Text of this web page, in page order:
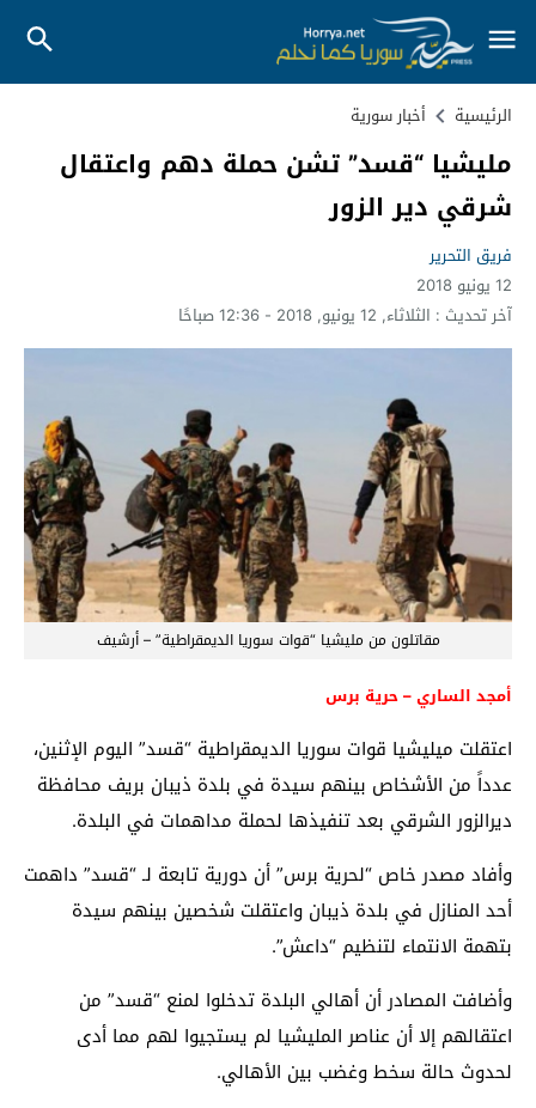
الرئيسية أخبار سورية
مليشيا “قسد” تشن حملة دهم واعتقال
شرقي دير الزور
فريق التحرير
12 يونيو 2018
آخر تحديث : الثلاثاء, 12 يونيو, 2018 - 12:36 صباحًا
مقاتلون من مليشيا “قوات سوريا الديمقراطية” – أرشيف
أمجد الساري – حرية برس
اعتقلت ميليشيا قوات سوريا الديمقراطية “قسد” اليوم الإثنين،
عدداً من الأشخاص بينهم سيدة في بلدة ذيبان بريف محافظة
ديرالزور الشرقي بعد تنفيذها لحملة مداهمات في البلدة.
وأفاد مصدر خاص “لحرية برس” أن دورية تابعة لـ “قسد” داهمت
أحد المنازل في بلدة ذيبان واعتقلت شخصين بينهم سيدة
بتهمة الانتماء لتنظيم “داعش”.
وأضافت المصادر أن أهالي البلدة تدخلوا لمنع “قسد” من
اعتقالهم إلا أن عناصر المليشيا لم يستجيوا لهم مما أدى
لحدوث حالة سخط وغضب بين الأهالي.